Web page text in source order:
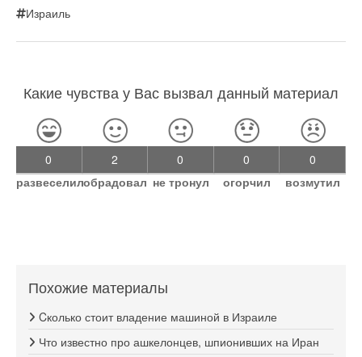
Израиль
Какие чувства у Вас вызвал данный материал
0
развеселил
2
обрадовал
0
не тронул
0
огорчил
0
возмутил
Похожие материалы
Cколько стоит владение машиной в Израиле
Что известно про ашкелонцев, шпионивших на Иран